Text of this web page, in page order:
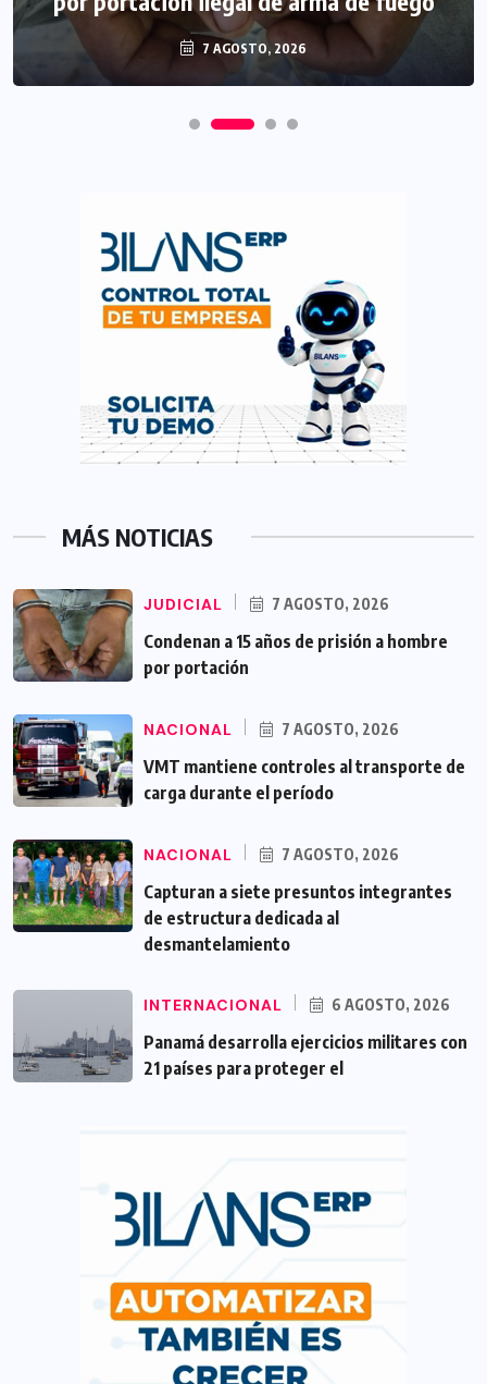
7 AGOSTO, 2026
MÁS NOTICIAS
JUDICIAL 7 AGOSTO, 2026
Condenan a 15 años de prisión a hombre
por portación
NACIONAL 7 AGOSTO, 2026
VMT mantiene controles al transporte de
carga durante el período
NACIONAL 7 AGOSTO, 2026
Capturan a siete presuntos integrantes
de estructura dedicada al
desmantelamiento
INTERNACIONAL 6 AGOSTO, 2026
Panamá desarrolla ejercicios militares con
21 países para proteger el